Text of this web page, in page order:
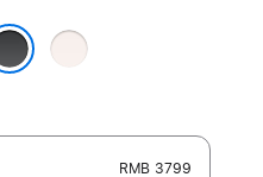
淡
RMB 3799